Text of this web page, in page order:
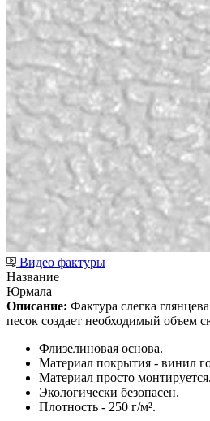
Видео фактуры
Название
Юрмала
Описание: Фактура слегка
песок создает необходимый объем
Флизелиновая основа.
Материал покрытия - винил
Материал просто монтируется.
Экологически безопасен.
Плотность - 250 г/м².